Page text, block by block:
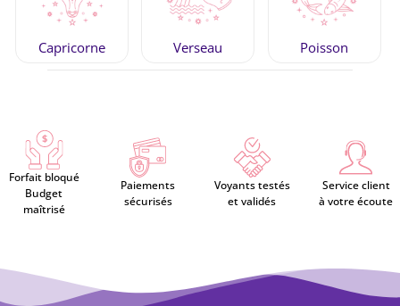
Capricorne Verseau Poisson
Forfait bloqué
Budget
maîtrisé
Paiements
sécurisés
Voyants testés
et validés
Service client
à votre écoute